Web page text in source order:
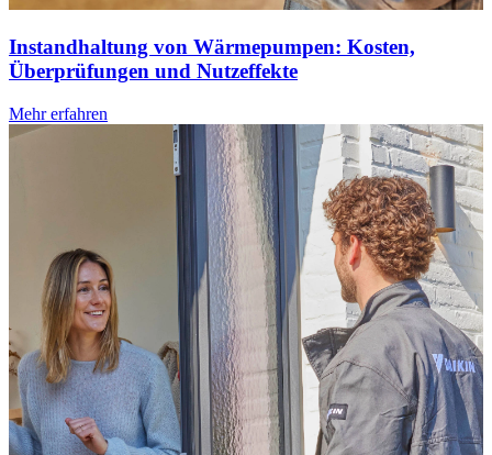
Instandhaltung von Wärmepumpen: Kosten,
Überprüfungen und Nutzeffekte
Mehr erfahren